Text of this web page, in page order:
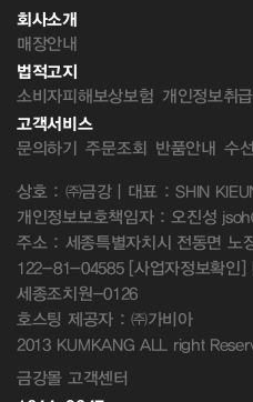
회사소개
매장안내
법적고지
소비자피해보상보험 개인정보취
고객서비스
문의하기 주문조회 반품안내 수
상호 : ㈜금강 | 대표 : SHIN
개인정보보호책임자 : 오진성
주소 : 세종특별자치시 전동면 노
122-81-04585 [사업자정보확인]
세종조치원-0126
호스팅 제공자 : ㈜가비아
2013 KUMKANG ALL right
금강몰 고객센터